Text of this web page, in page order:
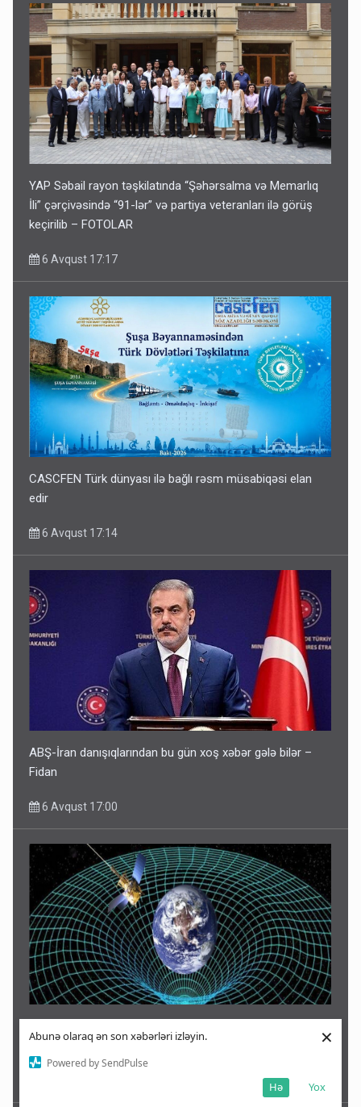
Abunə olaraq ən son xəbərləri izləyin.
Powered by SendPulse
Yox
Hə
×
YAP Səbail rayon təşkilatında “Şəhərsalma və Memarlıq
İli” çərçivəsində “91-lər” və partiya veteranları ilə görüş
keçirilib – FOTOLAR
6 Avqust 17:17
CASCFEN Türk dünyası ilə bağlı rəsm müsabiqəsi elan
edir
6 Avqust 17:14
ABŞ-İran danışıqlarından bu gün xoş xəbər gələ bilər –
Fidan
6 Avqust 17:00
Gözlənilən açıqlama gəldi